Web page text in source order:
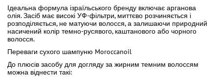
Ідеальна формула ізраїльського бренду включає арганова
олія. Засіб має високі УФ-фільтри, миттєво розчиняється і
розподіляється, не матуючи волосся, а залишаючи природний
насичений колір темно-русявого, каштанового або чорного
волосся.
Переваги сухого шампуню Moroccanoil
До плюсів засобу для догляду за жирним темним волоссям
можна віднести такі: